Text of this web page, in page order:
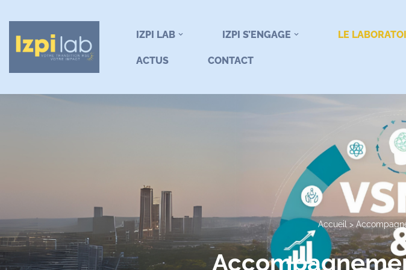
Aller
au
IZPI LAB IZPI S’ENGAGE LE
ACTUS CONTACT
Accueil >